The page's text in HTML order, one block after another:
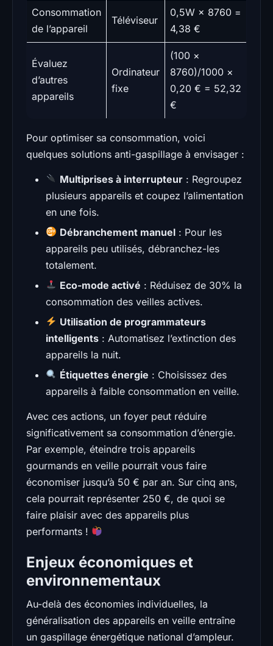
Consommation
de l’appareil
Téléviseur
0,5W × 8760 =
4,38 €
Évaluez
d’autres
appareils
Ordinateur
fixe
(100 ×
8760)/1000 ×
0,20 € = 52,32
€
Pour optimiser sa consommation, voici
quelques solutions anti-gaspillage à envisager :
Multiprises à interrupteur : Regroupez
plusieurs appareils et coupez l’alimentation
en une fois.
Débranchement manuel : Pour les
appareils peu utilisés, débranchez-les
totalement.
Eco-mode activé : Réduisez de 30% la
consommation des veilles actives.
Utilisation de programmateurs
intelligents : Automatisez l’extinction des
appareils la nuit.
Étiquettes énergie : Choisissez des
appareils à faible consommation en veille.
Avec ces actions, un foyer peut réduire
significativement sa consommation d’énergie.
Par exemple, éteindre trois appareils
gourmands en veille pourrait vous faire
économiser jusqu’à 50 € par an. Sur cinq ans,
cela pourrait représenter 250 €, de quoi se
faire plaisir avec des appareils plus
performants !
Enjeux économiques et
environnementaux
Au-delà des économies individuelles, la
généralisation des appareils en veille entraîne
un gaspillage énergétique national d’ampleur.